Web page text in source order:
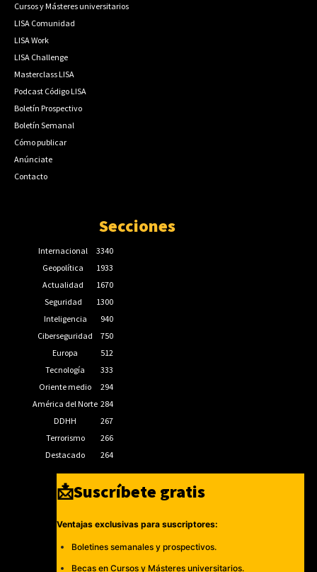
Cursos y Másteres universitarios
LISA Comunidad
LISA Work
LISA Challenge
Masterclass LISA
Podcast Código LISA
Boletín Prospectivo
Boletín Semanal
Cómo publicar
Anúnciate
Contacto
Secciones
Internacional
3340
Geopolítica
1933
Actualidad
1670
Seguridad
1300
Inteligencia
940
Ciberseguridad
750
Europa
512
Tecnología
333
Oriente medio
294
América del Norte 284
DDHH
267
Terrorismo
266
Destacado
264
📩Suscríbete gratis
Ventajas exclusivas para suscriptores:
Boletines semanales y prospectivos.
Becas en Cursos y Másteres universitarios.